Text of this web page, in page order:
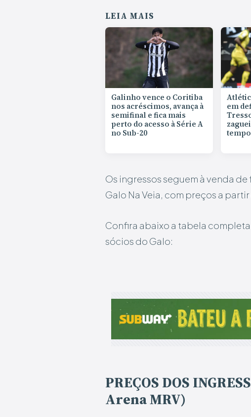
LEIA MAIS
Galinho vence o Coritiba
nos acréscimos, avança à
semifinal e fica mais
perto do acesso à Série A
no Sub-20
em
Os ingressos seguem à venda
Galo Na Veia, com preços a
Confira abaixo a tabela
sócios do Galo:
PREÇOS DOS
Arena MRV)